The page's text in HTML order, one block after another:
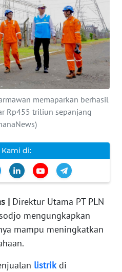
memaparkan berhasil
Rp455 triliun sepanjang
di:
| Direktur Utama PT PLN
mengungkapkan
mampu meningkatkan
listrikdi